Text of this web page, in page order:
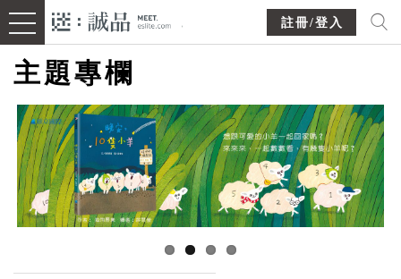
註冊/登入
主題專欄